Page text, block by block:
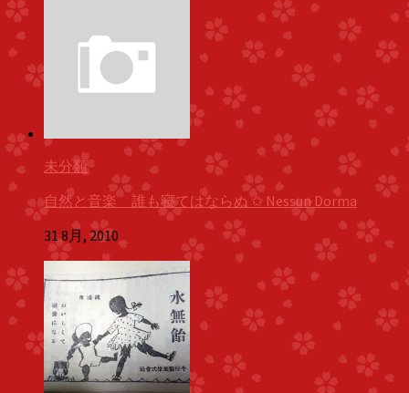
未分類
自然と音楽 誰も寝てはならぬ ✩ Nessun Dorma
31 8月, 2010